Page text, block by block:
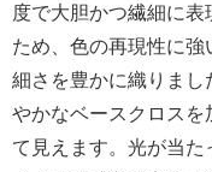
度で大胆かつ繊細に
ため、色の再現性に
細さを豊かに織りま
やかなベースクロスを
て見えます。光が当